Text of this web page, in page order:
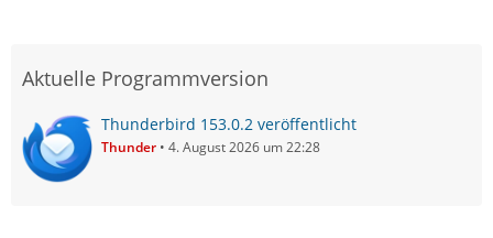
Aktuelle Programmversion
Thunderbird 153.0.2 veröffentlicht
Thunder 4. August 2026 um 22:28